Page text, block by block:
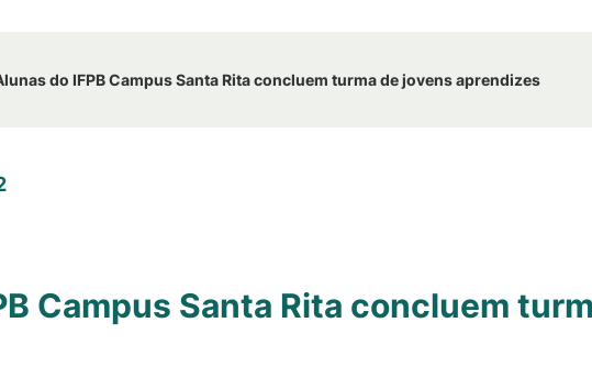
do IFPB Campus Santa Rita concluem turma de jovens aprendizes
Campus Santa Rita concluem